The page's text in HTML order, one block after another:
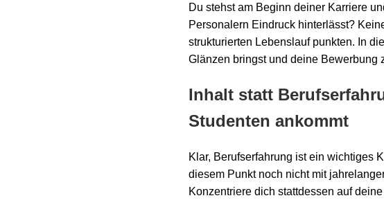
Du stehst am Beginn deiner Karriere
Personalern Eindruck hinterlässt?
strukturierten Lebenslauf punkten. In
Glänzen bringst und deine Bewerbung
Inhalt statt
Studenten ankommt
Klar, Berufserfahrung ist ein wichtiges
diesem Punkt noch nicht mit
Konzentriere dich stattdessen auf